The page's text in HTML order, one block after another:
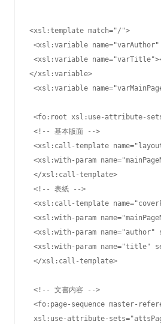
<xsl:template match="/">
<xsl:variable
<xsl:variable
</xsl:variable>
<xsl:variable
<fo:root xsl:use-attribute-
<!-- 基本版面 -->
<xsl:call-template
<xsl:with-param
</xsl:call-template>
<!-- 表紙 -->
<xsl:call-template
<xsl:with-param
<xsl:with-param
<xsl:with-param name="title"
</xsl:call-template>
<!-- 文書内容 -->
<fo:page-sequence master-
xsl:use-attribute-